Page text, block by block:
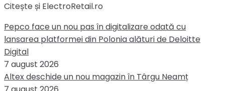
Citește și ElectroRetail.ro
Pepco face un nou pas în digitalizare odată cu
lansarea platformei din Polonia alături de Deloitte
Digital
7 august 2026
Altex deschide un nou magazin în Târgu Neamț